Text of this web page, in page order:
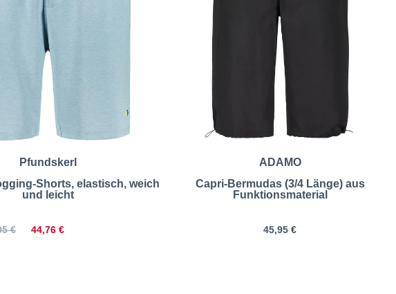
Pfundskerl
Shorts, elastisch, weich
und leicht
44,76 €
€
ADAMO
Capri-Bermudas (3/4 Länge) aus
Funktionsmaterial
45,95 €